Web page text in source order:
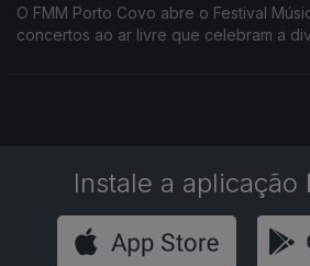
O FMM Porto Covo abre o Festival
concertos ao ar livre que celebram a
Instale a aplicação